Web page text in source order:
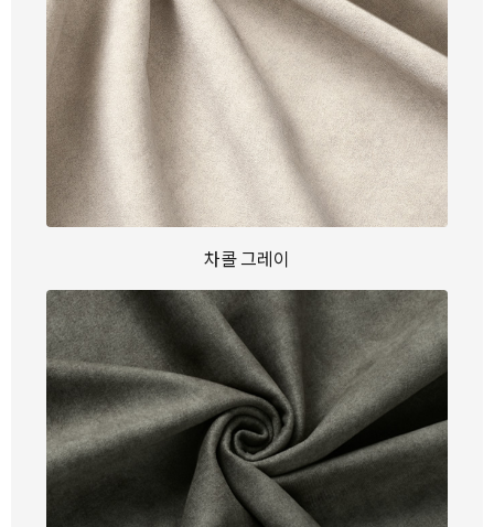
차콜 그레이